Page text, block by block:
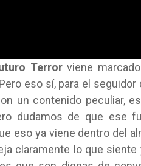
Terrorviene
eso sí, para el seguidor
un contenido peculiar,
dudamos de que ese
eso ya viene dentro del
claramente lo que siente